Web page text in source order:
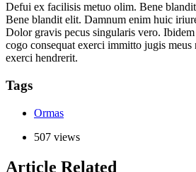
Defui ex facilisis metuo olim. Bene
Bene blandit elit. Damnum enim huic
Dolor gravis pecus singularis vero.
cogo consequat exerci immitto jugis
exerci hendrerit.
Tags
Ormas
507 views
Article Related